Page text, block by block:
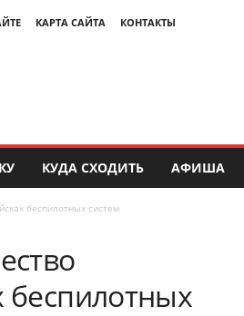
КАРТА САЙТА КОНТАКТЫ
КУДА СХОДИТЬ АФИША
беспилотных систем
беспилотных